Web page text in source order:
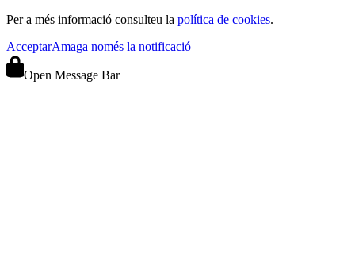
Per a més informació consulteu la política de cookies.
AcceptarAmaga només la notificació
Open Message Bar